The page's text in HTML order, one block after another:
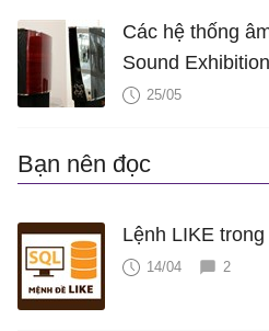
Các hệ thống
Sound
25/05
Bạn nên đọc
Lệnh LIKE
14/04 2